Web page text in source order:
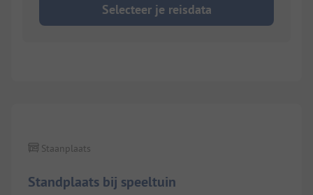
Selecteer je reisdata
Standplaats bij speeltuin
Staanplaats